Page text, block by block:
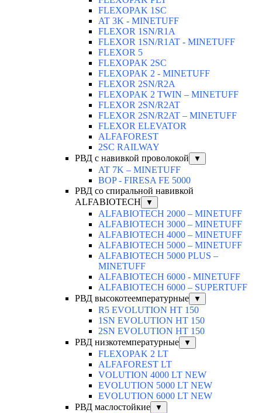
FLEXOPAK 1SС
AT 3K - MINETUFF
FLEXOR 1SN/R1A
FLEXOR 1SN/R1AT - MINETUFF
FLEXOR 5
FLEXOPAK 2SС
FLEXOPAK 2 - MINETUFF
FLEXOR 2SN/R2A
FLEXOPAK 2 TWIN – MINETUFF
FLEXOR 2SN/R2AT
FLEXOR 2SN/R2AT – MINETUFF
FLEXOR ELEVATOR
ALFAFOREST
2SC RAILWAY
РВД с навивкой проволокой
▼
AT 7K – MINETUFF
BOP - FIRESA FE 5000
РВД со спиральной навивкой
ALFABIOTECH
▼
ALFABIOTECH 2000 – MINETUFF
ALFABIOTECH 3000 – MINETUFF
ALFABIOTECH 4000 – MINETUFF
ALFABIOTECH 5000 – MINETUFF
ALFABIOTECH 5000 PLUS –
MINETUFF
ALFABIOTECH 6000 - MINETUFF
ALFABIOTECH 6000 – SUPERTUFF
РВД высокотеемпературные
▼
R5 EVOLUTION HT 150
1SN EVOLUTION HT 150
2SN EVOLUTION HT 150
РВД низкотемпературные
▼
FLEXOPAK 2 LT
ALFAFOREST LT
VOLUTION 4000 LT NEW
EVOLUTION 5000 LT NEW
EVOLUTION 6000 LT NEW
РВД маслостойкие
▼